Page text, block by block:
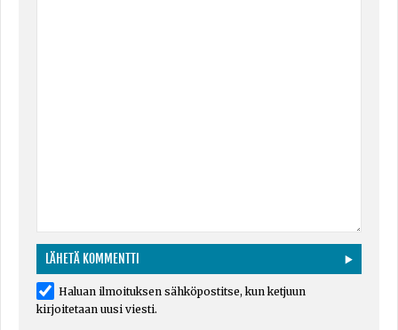
Haluan ilmoituksen sähköpostitse, kun ketjuun
kirjoitetaan uusi viesti.